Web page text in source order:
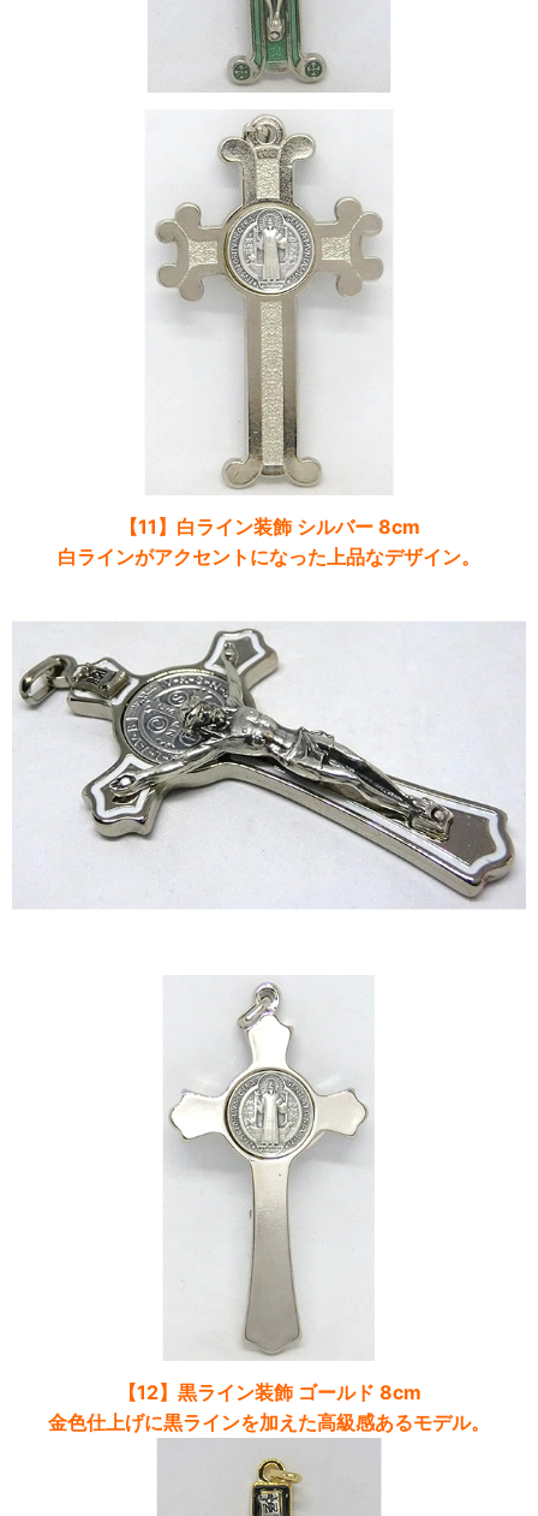
【11】白ライン装飾 シルバー 8cm
白ラインがアクセントになった上品なデザイン。
【12】黒ライン装飾 ゴールド 8cm
金色仕上げに黒ラインを加えた高級感あるモデル。